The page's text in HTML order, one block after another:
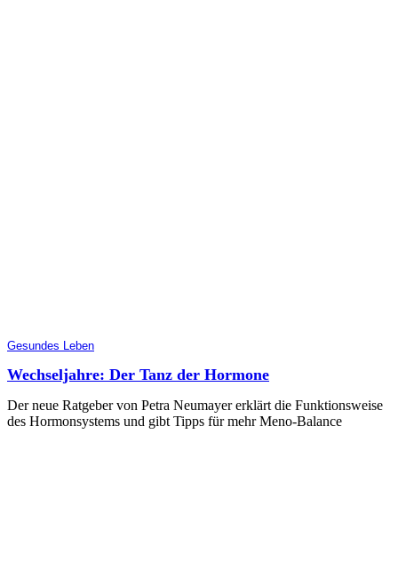
Gesundes Leben
Wechseljahre: Der Tanz der Hormone
Der neue Ratgeber von Petra Neumayer erklärt die Funktionsweise
des Hormonsystems und gibt Tipps für mehr Meno-Balance